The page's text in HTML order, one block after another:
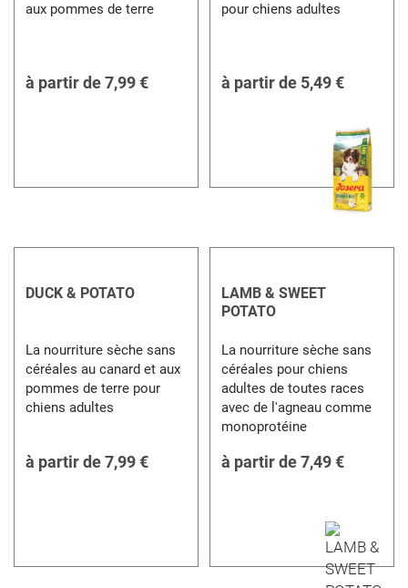
aux pommes de terre
à partir de7,99 €
pour chiens adultes
à partir de 5,49 €
DUCK & POTATO
La nourriture sèche sans
céréales au canard et aux
pommes de terre pour
chiens adultes
à partir de7,99 €
LAMB & SWEET
POTATO
La nourriture sèche sans
céréales pour chiens
adultes de toutes races
avec de l'agneau comme
monoprotéine
à partir de7,49 €